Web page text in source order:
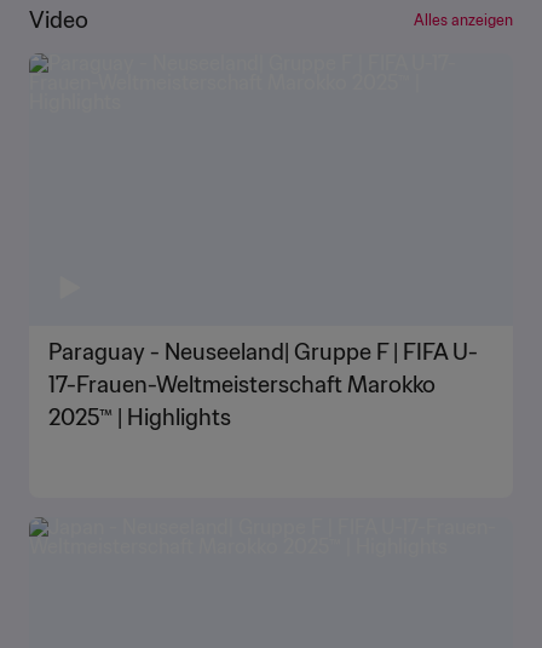
Video Alles anzeigen
Paraguay - Neuseeland| Gruppe F | FIFA U-
17-Frauen-Weltmeisterschaft Marokko
2025™ | Highlights